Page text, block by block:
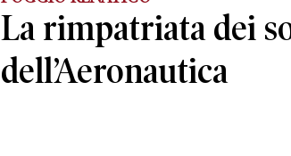
La rimpatriata dei
dell’Aeronautica